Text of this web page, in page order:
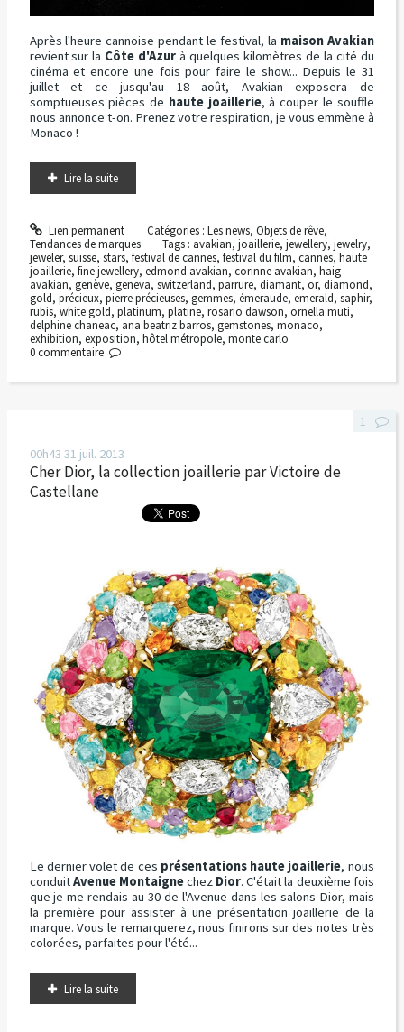
Après l'heure cannoise pendant le festival, la maison Avakian
revient sur la Côte d'Azur à quelques kilomètres de la cité du
cinéma et encore une fois pour faire le show... Depuis le 31
juillet et ce jusqu'au 18 août, Avakian exposera de
somptueuses pièces de haute joaillerie, à couper le souffle
nous annonce t-on. Prenez votre respiration, je vous emmène à
Monaco !
Lire la suite
Lien permanent Catégories : Les news, Objets de rêve,
Tendances de marques
Tags : avakian,joaillerie,jewellery,jewelry,
jeweler, suisse, stars, festival de cannes, festival du film, cannes, haute
joaillerie, fine jewellery, edmond avakian, corinne avakian, haig
avakian, genève, geneva, switzerland, parrure, diamant, or, diamond,
gold, précieux, pierre précieuses, gemmes, émeraude, emerald, saphir,
rubis, white gold, platinum, platine, rosario dawson, ornella muti,
delphine chaneac, ana beatriz barros, gemstones, monaco,
exhibition, exposition, hôtel métropole, monte carlo
0 commentaire
00h43 31 juil. 2013
Cher Dior, la collection joaillerie par Victoire de
Castellane
Le dernier volet de ces présentations haute joaillerie, nous
conduitAvenue MontaignechezDior. C'était la deuxième fois
que je me rendais au 30 de l'Avenue dans les salons Dior, mais
la première pour assister à une présentation joaillerie de la
marque. Vous le remarquerez, nous finirons sur des notes très
colorées, parfaites pour l'été...
Lire la suite
1